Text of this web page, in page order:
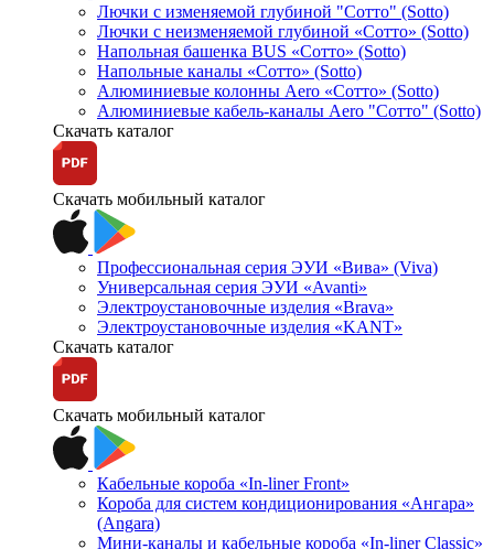
Лючки с изменяемой глубиной "Сотто" (Sotto)
Лючки с неизменяемой глубиной «Сотто» (Sotto)
Напольная башенка BUS «Сотто» (Sotto)
Напольные каналы «Сотто» (Sotto)
Алюминиевые колонны Aero «Сотто» (Sotto)
Алюминиевые кабель-каналы Aero "Сотто" (Sotto)
Скачать каталог
Скачать мобильный каталог
Профессиональная серия ЭУИ «Вива» (Viva)
Универсальная серия ЭУИ «Avanti»
Электроустановочные изделия «Brava»
Электроустановочные изделия «KANT»
Скачать каталог
Скачать мобильный каталог
Кабельные короба «In-liner Front»
Короба для систем кондиционирования «Ангара»
(Angara)
Мини-каналы и кабельные короба «In-liner Classic»